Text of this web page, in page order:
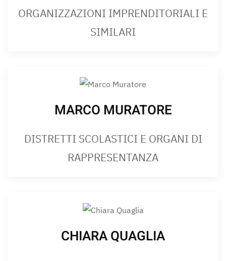
ORGANIZZAZIONI IMPRENDITORIALI E
SIMILARI
MARCO MURATORE
DISTRETTI SCOLASTICI E ORGANI DI
RAPPRESENTANZA
CHIARA QUAGLIA